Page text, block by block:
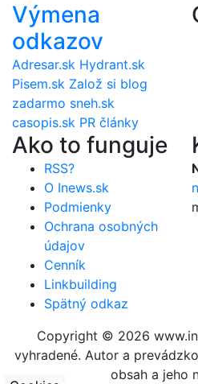
Výmena
odkazov
Adresar.sk Hydrant.sk
Pisem.sk Založ si blog
zadarmo sneh.sk
casopis.sk PR články
Ako to funguje
RSS?
O Inews.sk
Podmienky
Ochrana osobných
údajov
Cenník
Linkbuilding
Spätný odkaz
Copyright © 2026
vyhradené. Autor a
obsah a jeho